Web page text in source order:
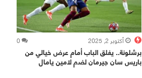
أكتوبر 2, 2025 0
برشلونة.. يغلق الباب أمام عرض خيالي من
باريس سان جيرمان لضم لامين يامال